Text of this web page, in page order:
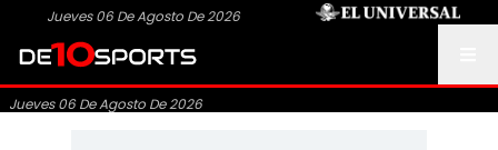
Jueves 06 De Agosto De 2026
Jueves 06 De Agosto De 2026